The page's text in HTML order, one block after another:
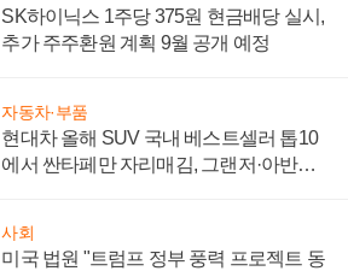
SK하이닉스 1주당 375원 현금배당 실시,
추가 주주환원 계획 9월 공개 예정
자동차·부품
현대차 올해 SUV 국내 베스트셀러 톱10
에서 싼타페만 자리매김, 그랜저·아반떼
사회
미국 법원 "트럼프 정부 풍력 프로젝트 동